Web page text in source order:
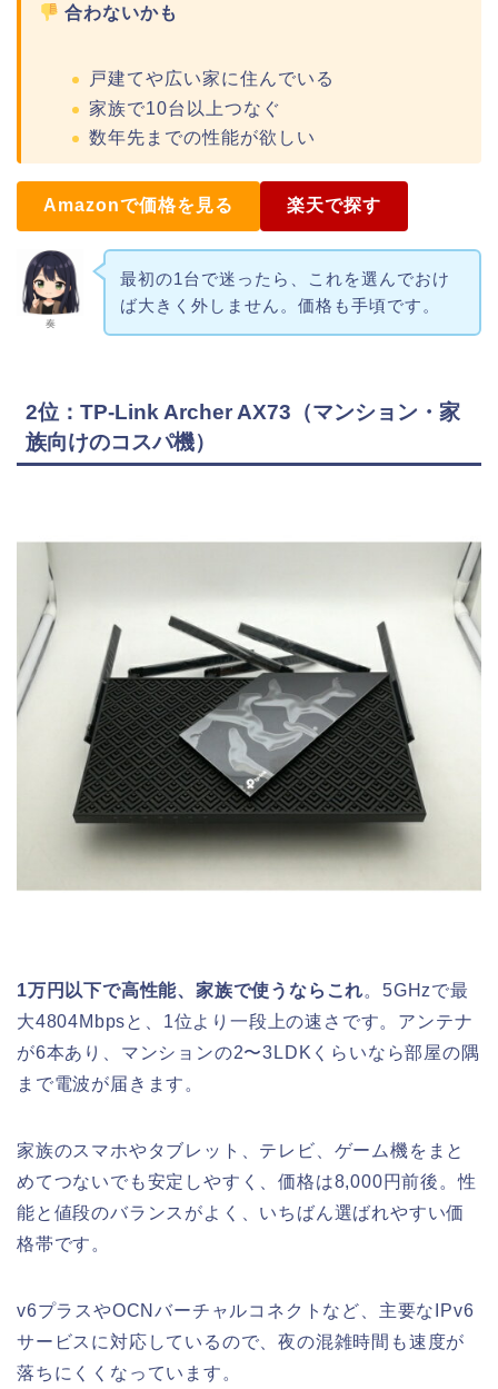
合わないかも
戸建てや広い家に住んでいる
家族で10台以上つなぐ
数年先までの性能が欲しい
Amazonで価格を見る 楽天で探す
奏
最初の1台で迷ったら、これを選んでおけ
ば大きく外しません。価格も手頃です。
2位：TP-Link Archer AX73（マンション・家
族向けのコスパ機）
1万円以下で高性能、家族で使うならこれ。5GHzで最
大4804Mbpsと、1位より一段上の速さです。アンテナ
が6本あり、マンションの2〜3LDKくらいなら部屋の隅
まで電波が届きます。
家族のスマホやタブレット、テレビ、ゲーム機をまと
めてつないでも安定しやすく、価格は8,000円前後。性
能と値段のバランスがよく、いちばん選ばれやすい価
格帯です。
v6プラスやOCNバーチャルコネクトなど、主要なIPv6
サービスに対応しているので、夜の混雑時間も速度が
落ちにくくなっています。